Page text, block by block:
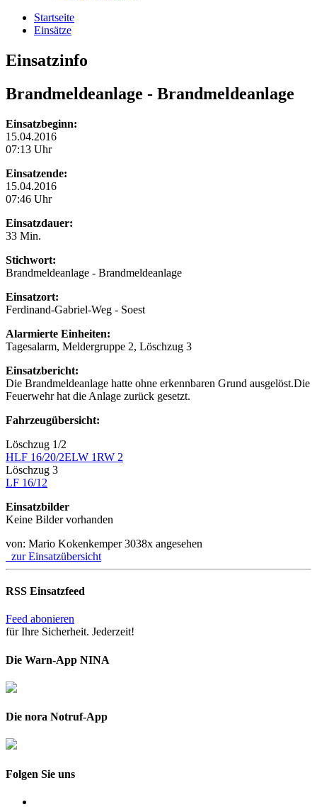
Startseite
Einsätze
Einsatzinfo
Brandmeldeanlage - Brandmeldeanlage
Einsatzbeginn:
15.04.2016
07:13 Uhr
Einsatzende:
15.04.2016
07:46 Uhr
Einsatzdauer:
33 Min.
Stichwort:
Brandmeldeanlage - Brandmeldeanlage
Einsatzort:
Ferdinand-Gabriel-Weg - Soest
Alarmierte Einheiten:
Tagesalarm, Meldergruppe 2, Löschzug 3
Einsatzbericht:
Die Brandmeldeanlage hatte ohne erkennbaren Grund ausgelöst.Die
Feuerwehr hat die Anlage zurück gesetzt.
Fahrzeugübersicht:
Löschzug 1/2
HLF 16/20/2ELW 1RW 2
Löschzug 3
LF 16/12
Einsatzbilder
Keine Bilder vorhanden
von: Mario Kokenkemper3038x angesehen
zur Einsatzübersicht
RSS Einsatzfeed
Feed abonieren
für Ihre Sicherheit. Jederzeit!
Die Warn-App NINA
Die nora Notruf-App
Folgen Sie uns